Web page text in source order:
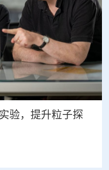
验，提升粒子探